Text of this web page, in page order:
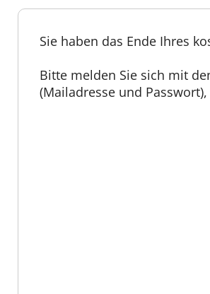
Sie haben das Ende Ihres
Bitte melden Sie sich mit
(Mailadresse und